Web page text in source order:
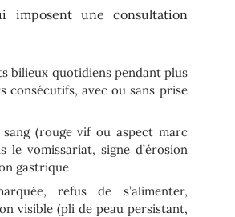
imposent une consultation
bilieux quotidiens pendant plus
consécutifs, avec ou sans prise
sang (rouge vif ou aspect marc
le vomissariat, signe d’érosion
gastrique
refus de s’alimenter,
visible (pli de peau persistant,